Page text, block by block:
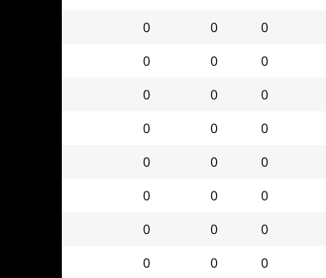
0
0
0
0
0
0
0
0
0
0
0
0
0
0
0
0
0
0
0
0
0
0
0
0